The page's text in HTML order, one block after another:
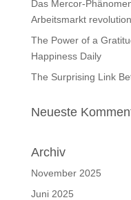
Das Mercor-
Arbeitsmarkt
The Power of a
Happiness Daily
The Surprising Link
Neueste
Archiv
November 2025
Juni 2025